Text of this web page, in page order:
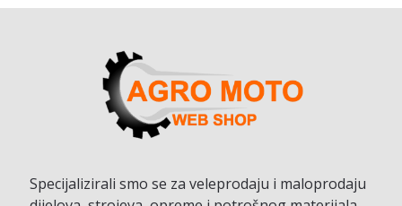
Specijalizirali smo se za veleprodaju i maloprodaju